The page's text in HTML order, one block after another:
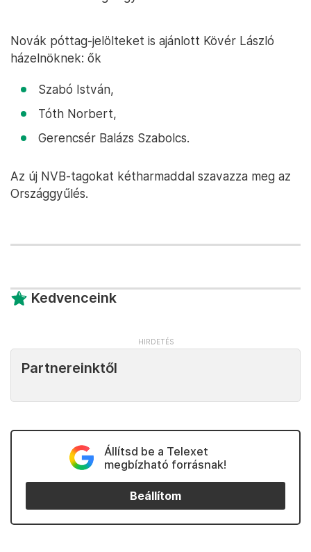
Novák póttag-jelölteket is ajánlott Kövér László
házelnöknek: ők
Szabó István,
Tóth Norbert,
Gerencsér Balázs Szabolcs.
Az új NVB-tagokat kétharmaddal szavazza meg az
Országgyűlés.
Kedvenceink
Partnereinktől
Állítsd be a Telexet
megbízható forrásnak!
Beállítom